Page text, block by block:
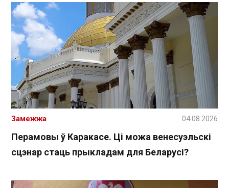
Перамовы ў Каракасе. Ці можа венесуэльскі
сцэнар стаць прыкладам для Беларусі?
Замежжа 04.08.2026